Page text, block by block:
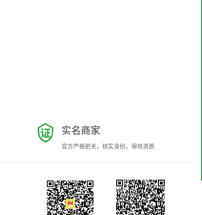
实名商家
官方严格把关，核实身份，审核资质